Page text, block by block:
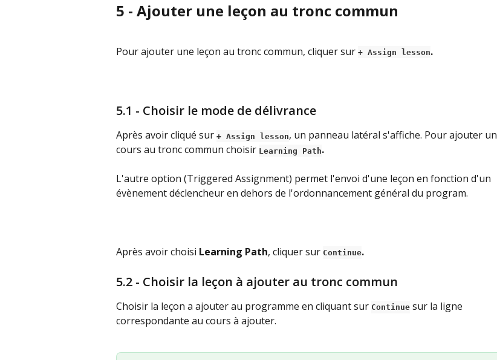
5 - Ajouter une leçon au tronc commun
Pour ajouter une leçon au tronc commun, cliquer sur + Assign lesson.
5.1 - Choisir le mode de délivrance
Après avoir cliqué sur + Assign lesson, un panneau latéral s'affiche. Pour ajouter un
cours au tronc commun choisir Learning Path.
L'autre option (Triggered Assignment) permet l'envoi d'une leçon en fonction d'un
évènement déclencheur en dehors de l'ordonnancement général du program.
Après avoir choisi Learning Path, cliquer sur Continue.
5.2 - Choisir la leçon à ajouter au tronc commun
Choisir la leçon a ajouter au programme en cliquant sur Continue sur la ligne
correspondante au cours à ajouter.